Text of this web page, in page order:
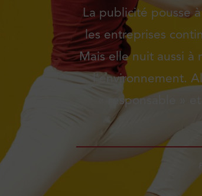
La publicité pousse
les entreprises
Mais elle nuit aussi à
l’environnement.
« responsable »